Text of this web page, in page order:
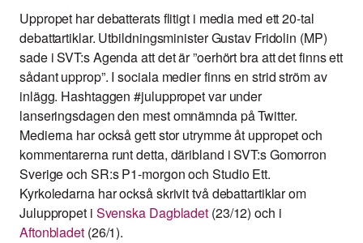
Uppropet har debatterats flitigt i media med ett 20-tal
debattartiklar. Utbildningsminister Gustav Fridolin (MP)
sade i SVT:s Agenda att det är ”oerhört bra att det finns ett
sådant upprop”. I sociala medier finns en strid ström av
inlägg. Hashtaggen #juluppropet var under
lanseringsdagen den mest omnämnda på Twitter.
Medierna har också gett stor utrymme åt uppropet och
kommentarerna runt detta, däribland i SVT:s Gomorron
Sverige och SR:s P1-morgon och Studio Ett.
Kyrkoledarna har också skrivit två debattartiklar om
Juluppropet i Svenska Dagbladet (23/12) och i
Aftonbladet (26/1).